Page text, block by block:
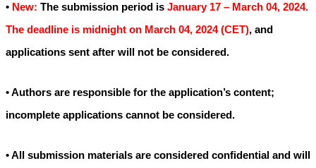
• New: The submission period is January 17 – March 04, 2024.
The deadline is midnight on March 04, 2024 (CET), and
applications sent after will not be considered.
• Authors are responsible for the application’s content;
incomplete applications cannot be considered.
• All submission materials are considered confidential and will